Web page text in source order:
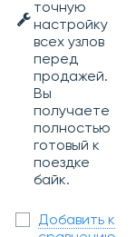
точную
настройку
всех узлов
перед
продажей.
Вы
получаете
полностью
готовый к
поездке
байк.
Добавить к